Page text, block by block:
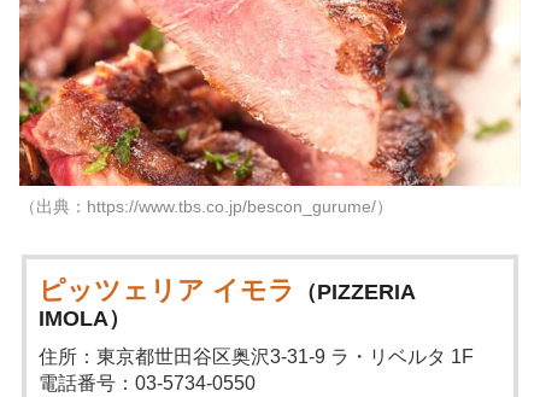
（出典：https://www.tbs.co.jp/bescon_gurume/）
ピッツェリア イモラ
（PIZZERIA
IMOLA）
住所：東京都世田谷区奥沢3-31-9 ラ・リベルタ 1F
電話番号：03-5734-0550